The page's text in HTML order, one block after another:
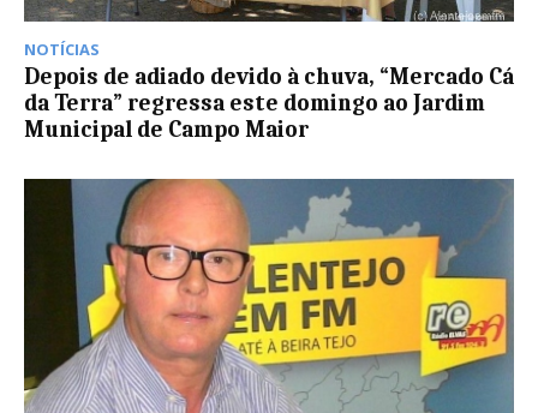
NOTÍCIAS
Depois de adiado devido à chuva, “Mercado Cá
da Terra” regressa este domingo ao Jardim
Municipal de Campo Maior